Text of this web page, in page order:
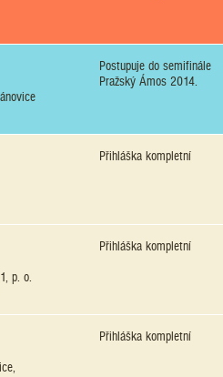
Postupuje do semifinále
Pražský Ámos 2014.
Přihláška kompletní
p. o.
Přihláška kompletní
Přihláška kompletní